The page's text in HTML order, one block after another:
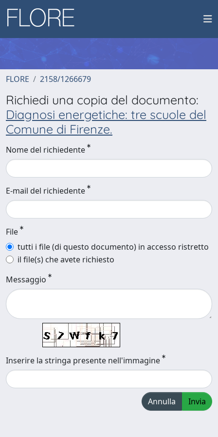
FLORE 2158/1266679
Richiedi una copia del documento:
Diagnosi energetiche: tre scuole del
Comune di Firenze.
Nome del richiedente
E-mail del richiedente
File
tutti i file (di questo documento) in accesso ristretto
il file(s) che avete richiesto
Messaggio
Inserire la stringa presente nell'immagine
Annulla Invia